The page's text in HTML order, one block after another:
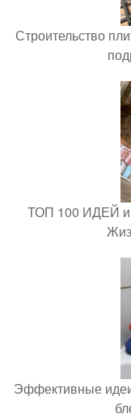
Строительство
ТОП 100 ИДЕЙ и
Эффективные